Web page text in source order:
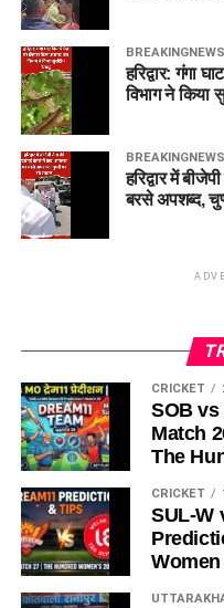
BREAKINGNEWS
हरिद्वार: गंगा
विभाग ने किया
BREAKINGNEWS
हरिद्वार में
बरसे अपशब्द,
CRICKET
SOB vs
Match
The
CRICKET
SUL-W
Women